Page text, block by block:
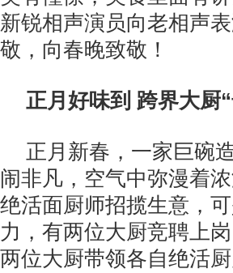
新锐相声演员向老相声
敬，向春晚致敬！
正月好味到 跨界大
正月新春，一家巨碗
闹非凡，空气中弥漫着
绝活面厨师招揽生意，
力，有两位大厨竞聘上
两位大厨带领各自绝活